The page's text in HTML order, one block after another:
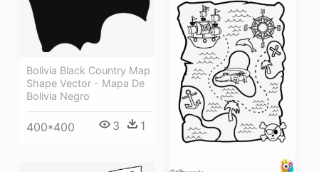
Bolivia Black Country Map
Shape Vector - Mapa De
Bolivia Negro
400*400 3 1